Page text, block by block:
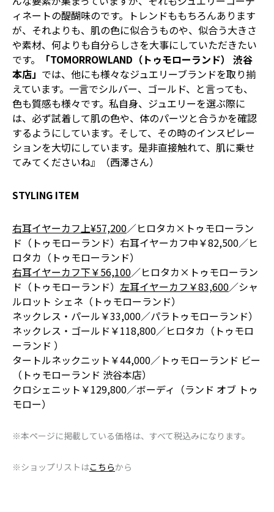
ィネートの醍醐味のです。トレンドももちろんあります
が、それよりも、肌の色に似合うものや、似合う大きさ
や素材、何よりも自分らしさを大事にしていただきたい
です。
「TOMORROWLAND（トゥモローランド） 渋谷
本店」 では、他にも様々なジュエリーブランドを取り揃
えています。一言でシルバー、ゴールド、と言っても、
色も質感も様々です。私自身、ジュエリーを選ぶ際に
は、必ず試着して肌の色や、体のパーツと合うかを確認
するようにしています。そして、その時のインスピレー
ションを大切にしています。是非直接触れて、肌に乗せ
てみてくださいね』（西澤さん）
STYLING ITEM
右耳イヤーカフ上¥57,200／ヒロタカ×トゥモローラン
ド（トゥモローランド）右耳イヤーカフ中￥82,500／ヒ
ロタカ（トゥモローランド）
右耳イヤーカフ下￥56,100／ヒロタカ×トゥモローラン
ド（トゥモローランド） 左耳イヤーカフ￥83,600／シャ
ルロット シェネ（トゥモローランド）
ネックレス・パール￥33,000／パラトゥモローランド）
ネックレス・ゴールド￥118,800／ヒロタカ（トゥモロ
ーランド ）
タートルネックニット￥44,000／トゥモローランド ビー
（トゥモローランド 渋谷本店）
クロシェニット￥129,800／ボーディ（ランド オブ トゥ
モロー）
※本ページに掲載している価格は、すべて税込みになります。
※ショップリストはこちらから